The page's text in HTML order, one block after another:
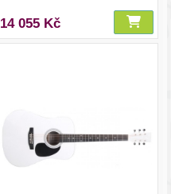
14 055 Kč